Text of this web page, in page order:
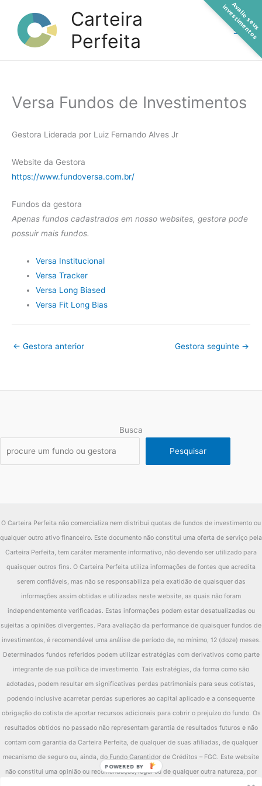
conteúdo
Carteira
Perfeita
Versa Fundos de Investimentos
Gestora Liderada por Luiz Fernando Alves Jr
Website da Gestora
https://www.fundoversa.com.br/
Fundos da gestora
Apenas fundos cadastrados em nosso websites, gestora pode
possuir mais fundos.
Versa Institucional
Versa Tracker
Versa Long Biased
Versa Fit Long Bias
← Gestora anterior Gestora seguinte →
Busca
Pesquisar
O Carteira Perfeita não comercializa nem distribui quotas de fundos de investimento ou
qualquer outro ativo financeiro. Este documento não constitui uma oferta de serviço pela
Carteira Perfeita, tem caráter meramente informativo, não devendo ser utilizado para
quaisquer outros fins. O Carteira Perfeita utiliza informações de fontes que acredita
serem confiáveis, mas não se responsabiliza pela exatidão de quaisquer das
informações assim obtidas e utilizadas neste website, as quais não foram
independentemente verificadas. Estas informações podem estar desatualizadas ou
sujeitas a opiniões divergentes. Para avaliação da performance de quaisquer fundos de
investimentos, é recomendável uma análise de período de, no mínimo, 12 (doze) meses.
Determinados fundos referidos podem utilizar estratégias com derivativos como parte
integrante de sua política de investimento. Tais estratégias, da forma como são
adotadas, podem resultar em significativas perdas patrimoniais para seus cotistas,
podendo inclusive acarretar perdas superiores ao capital aplicado e a consequente
obrigação do cotista de aportar recursos adicionais para cobrir o prejuízo do fundo. Os
resultados obtidos no passado não representam garantia de resultados futuros e não
contam com garantia da Carteira Perfeita, de qualquer de suas afiliadas, de qualquer
mecanismo de seguro ou, ainda, do Fundo Garantidor de Créditos – FGC. Este website
não constitui uma opinião ou recomendação, legal ou de qualquer outra natureza, por
A
v
a
l
i
e
s
e
u
s
i
n
v
e
s
t
i
m
e
n
t
o
s
POWERED BY